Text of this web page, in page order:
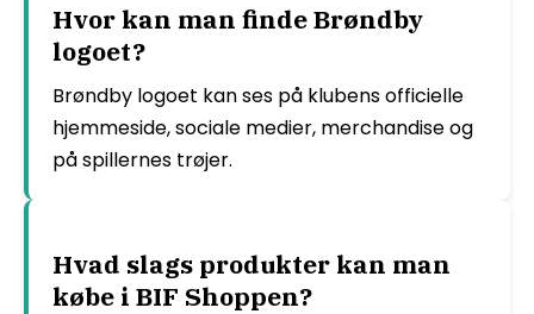
Hvor kan man finde Brøndby
logoet?
Brøndby logoet kan ses på klubens officielle
hjemmeside, sociale medier, merchandise og
på spillernes trøjer.
Hvad slags produkter kan man
købe i BIF Shoppen?